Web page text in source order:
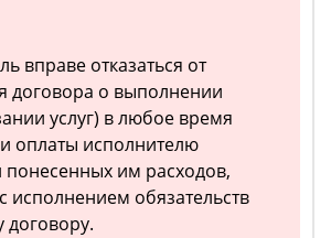
вправе отказаться от
договора о выполнении
услуг) в любое время
оплаты исполнителю
понесенных им расходов,
исполнением обязательств
договору.